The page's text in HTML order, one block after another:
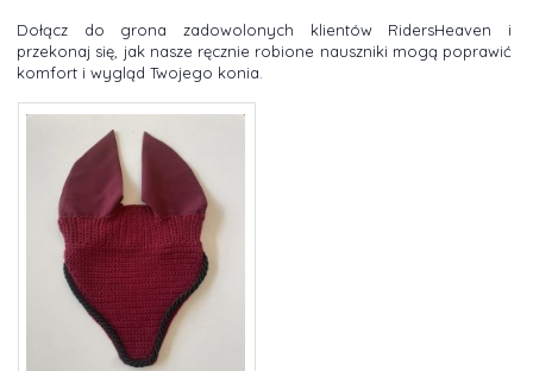
Dołącz do grona zadowolonych klientów RidersHeaven i
przekonaj się, jak nasze ręcznie robione nauszniki mogą poprawić
komfort i wygląd Twojego konia.